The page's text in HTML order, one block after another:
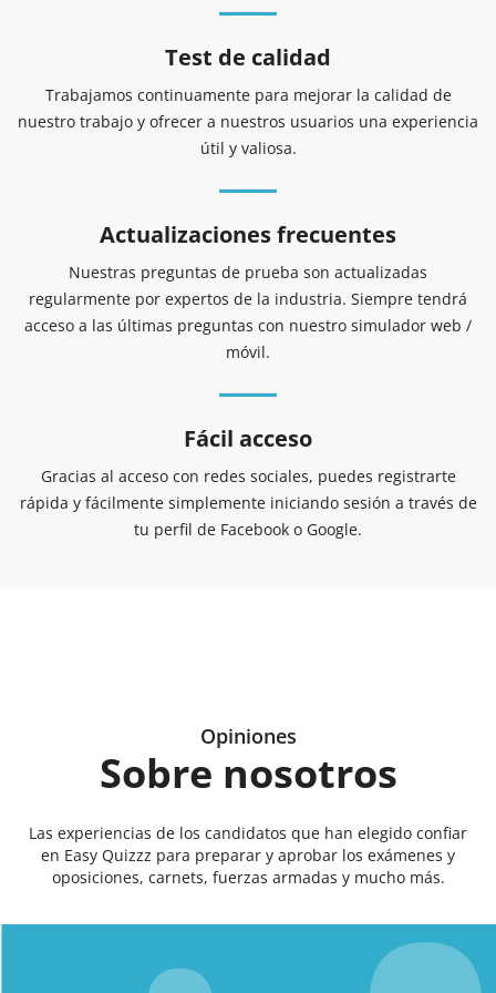
Test de calidad
Trabajamos continuamente para mejorar la calidad de
nuestro trabajo y ofrecer a nuestros usuarios una experiencia
útil y valiosa.
Actualizaciones frecuentes
Nuestras preguntas de prueba son actualizadas
regularmente por expertos de la industria. Siempre tendrá
acceso a las últimas preguntas con nuestro simulador web /
móvil.
Fácil acceso
Gracias al acceso con redes sociales, puedes registrarte
rápida y fácilmente simplemente iniciando sesión a través de
tu perfil de Facebook o Google.
Opiniones
Sobre nosotros
Las experiencias de los candidatos que han elegido confiar
en Easy Quizzz para preparar y aprobar los exámenes y
oposiciones, carnets, fuerzas armadas y mucho más.